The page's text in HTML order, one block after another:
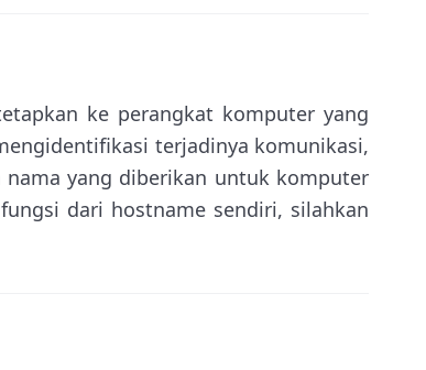
ke perangkat komputer yang
terjadinya komunikasi,
nama yang diberikan untuk komputer
dari hostname sendiri, silahkan